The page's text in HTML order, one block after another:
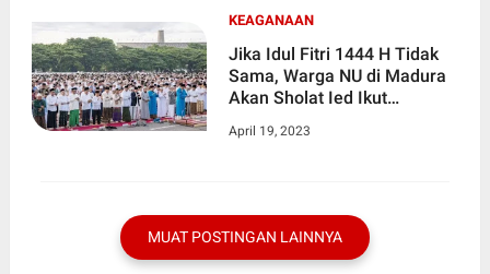
KEAGANAAN
Jika Idul Fitri 1444 H Tidak
Sama, Warga NU di Madura
Akan Sholat Ied Ikut
April 19, 2023
MUAT POSTINGAN LAINNYA